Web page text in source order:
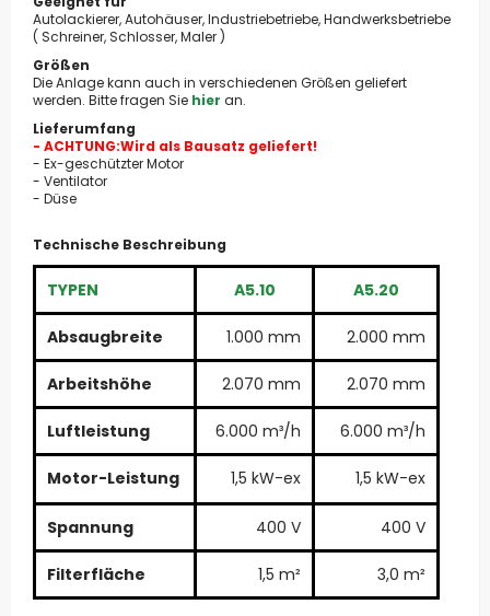
Autolackierer, Autohäuser, Industriebetriebe, Handwerksbetriebe
( Schreiner, Schlosser, Maler )
Größen
Die Anlage kann auch in verschiedenen Größen geliefert
werden. Bitte fragen Sie hier an.
Lieferumfang
- ACHTUNG:Wird als Bausatz geliefert!
- Ex-geschützter Motor
- Ventilator
- Düse
Technische Beschreibung
TYPEN A5.10 A5.20
Absaugbreite 1.000 mm 2.000 mm
Arbeitshöhe 2.070 mm 2.070 mm
Luftleistung 6.000 m³/h 6.000 m³/h
Motor-Leistung 1,5 kW-ex 1,5 kW-ex
Spannung 400 V 400 V
Filterfläche 1,5 m² 3,0 m²